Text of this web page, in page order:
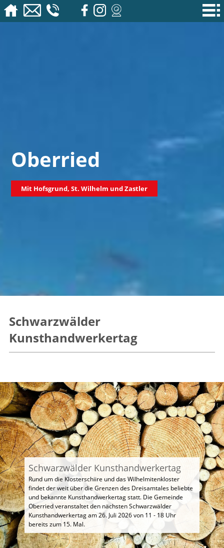
Oberried
Mit Hofsgrund, St. Wilhelm und Zastler
Schwarzwälder
Kunsthandwerkertag
Schwarzwälder Kunsthandwerkertag
Rund um die Klosterschiire und das Wilhelmitenkloster
findet der weit über die Grenzen des Dreisamtales beliebte
und bekannte Kunsthandwerkertag statt. Die Gemeinde
Oberried veranstaltet den nächsten Schwarzwälder
Kunsthandwerkertag am 26. Juli 2026 von 11 - 18 Uhr
bereits zum 15. Mal.